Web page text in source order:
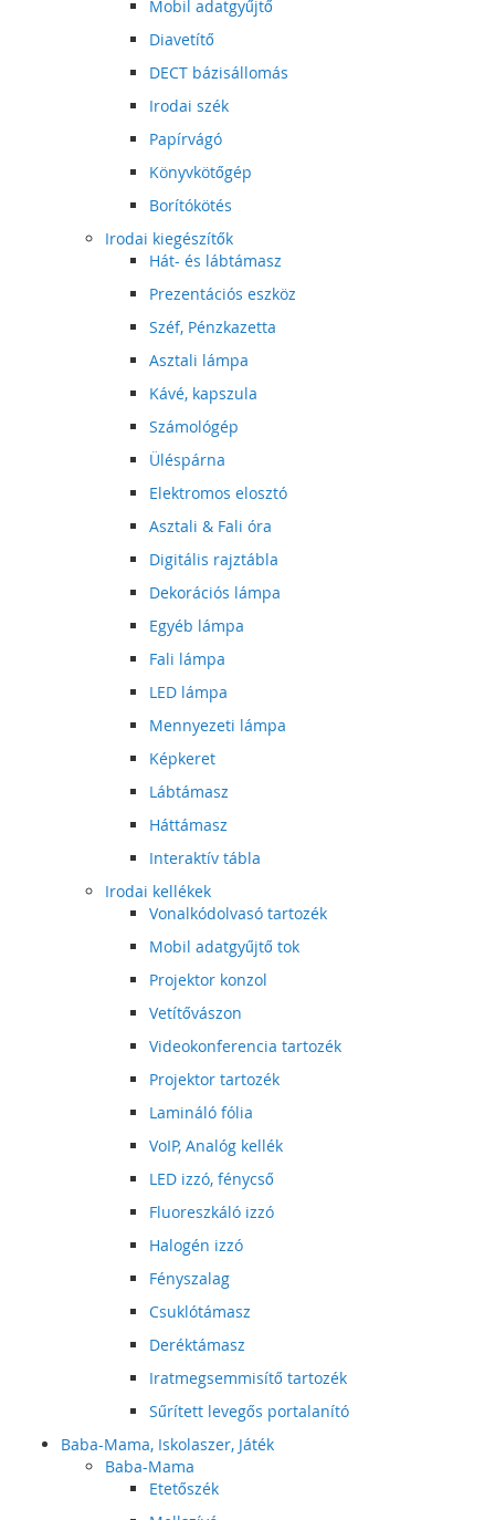
Mobil adatgyűjtő
Diavetítő
DECT bázisállomás
Irodai szék
Papírvágó
Könyvkötőgép
Borítókötés
Irodai kiegészítők
Hát- és lábtámasz
Prezentációs eszköz
Széf, Pénzkazetta
Asztali lámpa
Kávé, kapszula
Számológép
Üléspárna
Elektromos elosztó
Asztali & Fali óra
Digitális rajztábla
Dekorációs lámpa
Egyéb lámpa
Fali lámpa
LED lámpa
Mennyezeti lámpa
Képkeret
Lábtámasz
Háttámasz
Interaktív tábla
Irodai kellékek
Vonalkódolvasó tartozék
Mobil adatgyűjtő tok
Projektor konzol
Vetítővászon
Videokonferencia tartozék
Projektor tartozék
Lamináló fólia
VoIP, Analóg kellék
LED izzó, fénycső
Fluoreszkáló izzó
Halogén izzó
Fényszalag
Csuklótámasz
Deréktámasz
Iratmegsemmisítő tartozék
Sűrített levegős portalanító
Baba-Mama, Iskolaszer, Játék
Baba-Mama
Etetőszék